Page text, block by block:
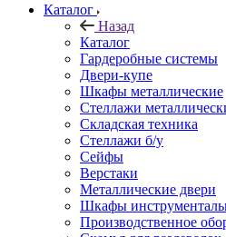
Каталог
Назад
Каталог
Гардеробные системы
Двери-купе
Шкафы металлические
Стеллажи
Складская техника
Стеллажи б/у
Сейфы
Верстаки
Металлические двери
Шкафы
Производственное